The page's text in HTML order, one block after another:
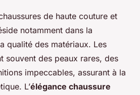
de haute couture et
notamment dans la
qualité des matériaux. Les
souvent des peaux rares, des
impeccables, assurant à la
L’élégance chaussure